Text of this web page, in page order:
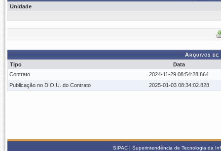
Unidade
Arquivos
Tipo
Data
Contrato
2024-11-29 08:54:28.864
Publicação no D.O.U. do Contrato
2025-01-03 08:34:02.828
SIPAC | Superintendência de Tecnologia da